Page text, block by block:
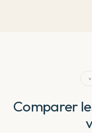
Comparer